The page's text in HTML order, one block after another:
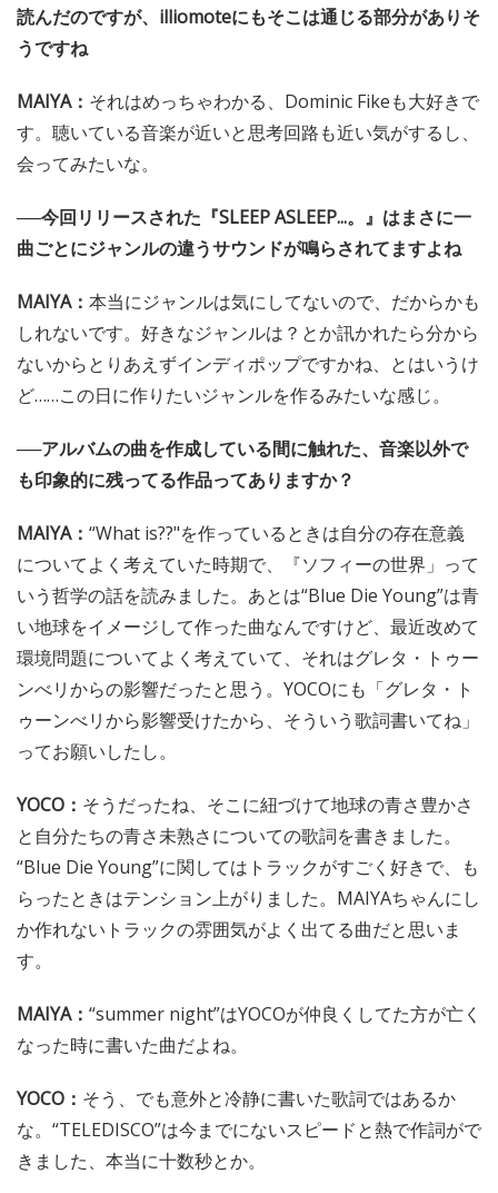
読んだのですが、illiomoteにもそこは通じる部分がありそ
うですね
MAIYA： それはめっちゃわかる、Dominic Fikeも大好きで
す。聴いている音楽が近いと思考回路も近い気がするし、
会ってみたいな。
──今回リリースされた『SLEEP ASLEEP...。』はまさに一
曲ごとにジャンルの違うサウンドが鳴らされてますよね
MAIYA： 本当にジャンルは気にしてないので、だからかも
しれないです。好きなジャンルは？とか訊かれたら分から
ないからとりあえずインディポップですかね、とはいうけ
ど……この日に作りたいジャンルを作るみたいな感じ。
──アルバムの曲を作成している間に触れた、音楽以外で
も印象的に残ってる作品ってありますか？
MAIYA： “What is??"を作っているときは自分の存在意義
についてよく考えていた時期で、『ソフィーの世界」って
いう哲学の話を読みました。あとは“Blue Die Young”は青
い地球をイメージして作った曲なんですけど、最近改めて
環境問題についてよく考えていて、それはグレタ・トゥー
ンべリからの影響だったと思う。YOCOにも「グレタ・ト
ゥーンべリから影響受けたから、そういう歌詞書いてね」
ってお願いしたし。
YOCO： そうだったね、そこに紐づけて地球の青さ豊かさ
と自分たちの青さ未熟さについての歌詞を書きました。
“Blue Die Young”に関してはトラックがすごく好きで、も
らったときはテンション上がりました。MAIYAちゃんにし
か作れないトラックの雰囲気がよく出てる曲だと思いま
す。
MAIYA： “summer night”はYOCOが仲良くしてた方が亡く
なった時に書いた曲だよね。
YOCO： そう、でも意外と冷静に書いた歌詞ではあるか
な。“TELEDISCO”は今までにないスピードと熱で作詞がで
きました、本当に十数秒とか。